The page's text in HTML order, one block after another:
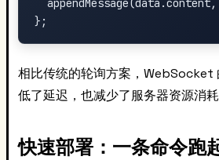
appendMessage(data.content,
相比传统的轮询方案，WebSocket
低了延迟，也减少了服务器资源消耗
快速部署：一条命令跑